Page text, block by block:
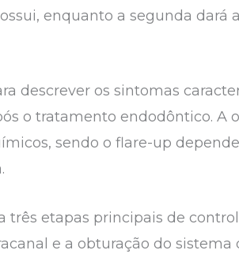
enquanto a segunda dará
descrever os sintomas
o tratamento endodôntico. A
sendo o flare-up
etapas principais de
e a obturação do sistema